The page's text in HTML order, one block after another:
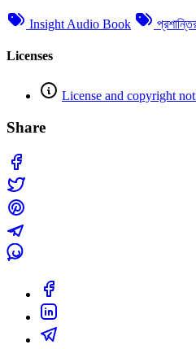
Insight Audio Book
Licenses
License and copyright
Share